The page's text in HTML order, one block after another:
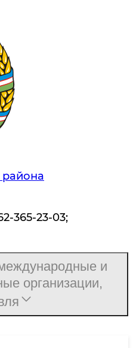
района
365-23-03;
и
организации,